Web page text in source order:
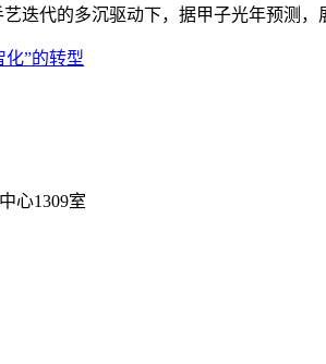
迭代的多沉驱动下，据甲子光年预测，
化”的转型
心1309室